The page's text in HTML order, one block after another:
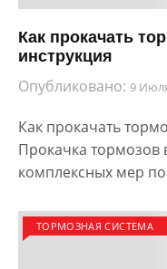
Как прокачать
инструкция
Опубликовано: 9
Как прокачать
Прокачка тормозов
комплексных мер
ТОРМОЗНАЯ СИСТЕМА